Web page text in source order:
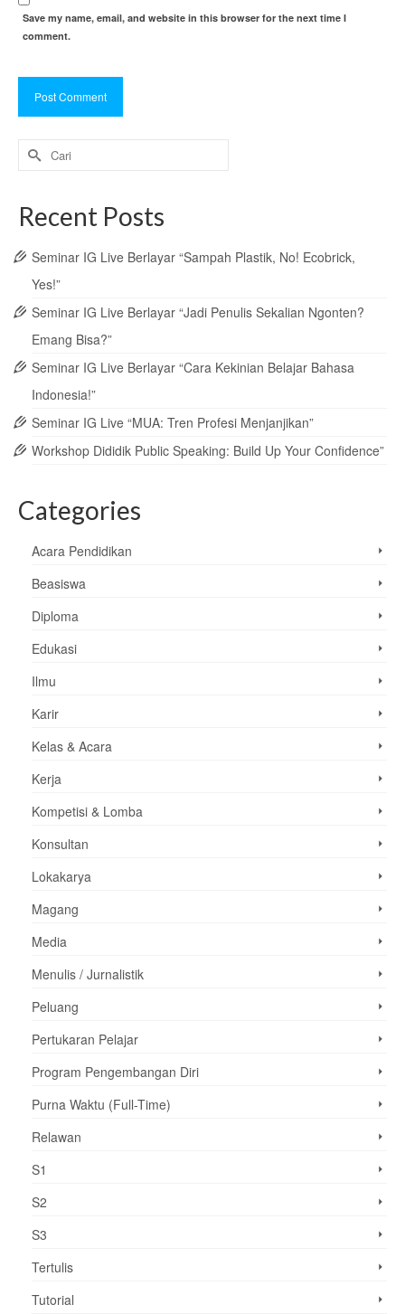
Save my name, email, and website in this browser for the next time I
comment.
Search
for:
Recent Posts
Seminar IG Live Berlayar “Sampah Plastik, No! Ecobrick,
Yes!”
Seminar IG Live Berlayar “Jadi Penulis Sekalian Ngonten?
Emang Bisa?”
Seminar IG Live Berlayar “Cara Kekinian Belajar Bahasa
Indonesia!”
Seminar IG Live “MUA: Tren Profesi Menjanjikan”
Workshop Dididik Public Speaking: Build Up Your Confidence”
Categories
Acara Pendidikan
Beasiswa
Diploma
Edukasi
Ilmu
Karir
Kelas & Acara
Kerja
Kompetisi & Lomba
Konsultan
Lokakarya
Magang
Media
Menulis / Jurnalistik
Peluang
Pertukaran Pelajar
Program Pengembangan Diri
Purna Waktu (Full-Time)
Relawan
S1
S2
S3
Tertulis
Tutorial